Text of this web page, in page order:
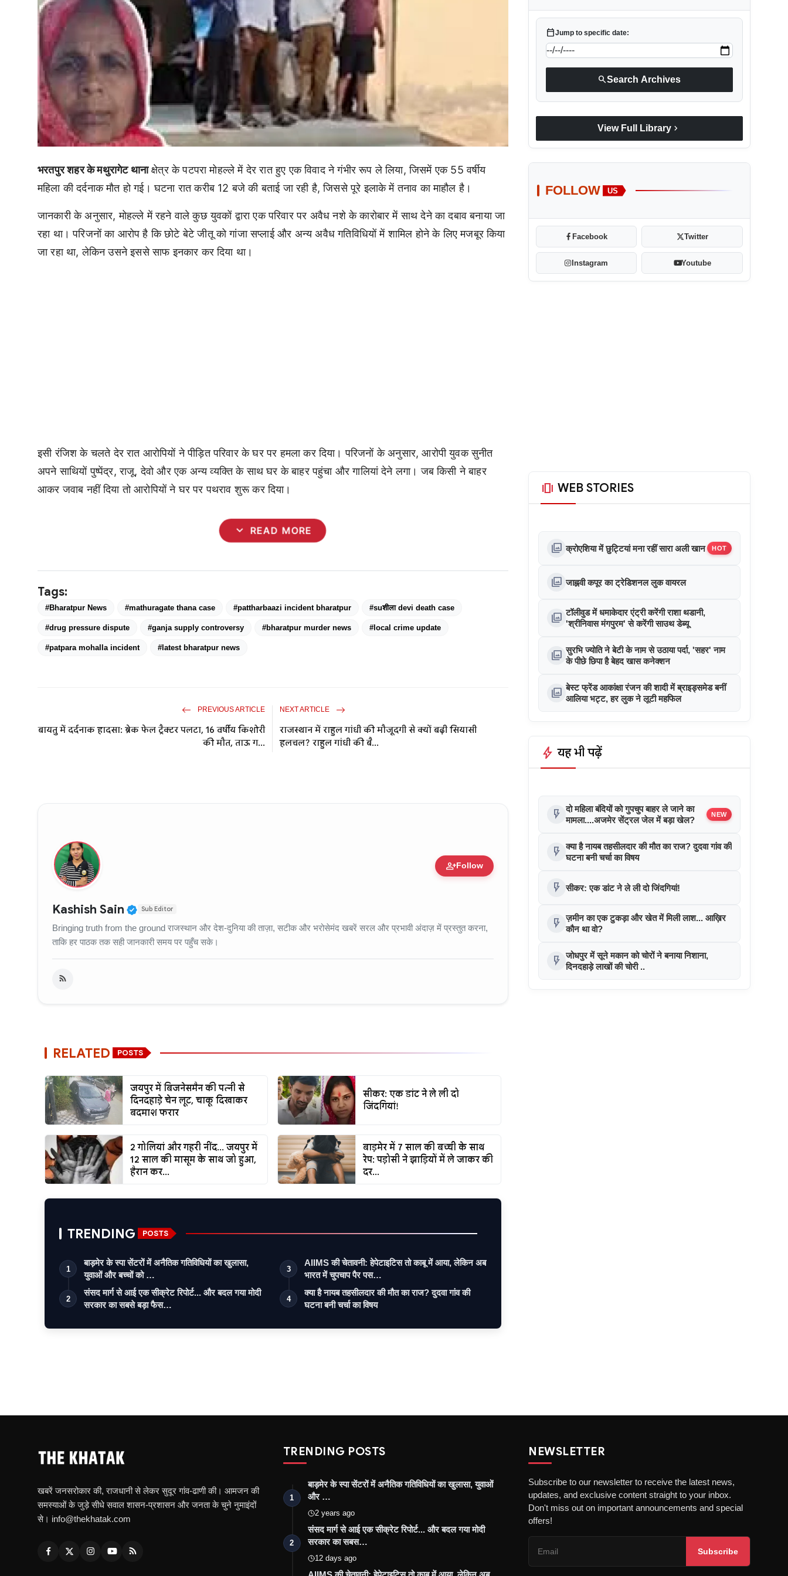
भरतपुर शहर के मथुरागेट थानाक्षेत्र के पटपरा मोहल्ले में देर रात हुए एक विवाद ने गंभीर रूप ले लिया, जिसमें एक 55 वर्षीय
महिला की दर्दनाक मौत हो गई। घटना रात करीब 12 बजे की बताई जा रही है, जिससे पूरे इलाके में तनाव का माहौल है।
जानकारी के अनुसार, मोहल्ले में रहने वाले कुछ युवकों द्वारा एक परिवार पर अवैध नशे के कारोबार में साथ देने का दबाव बनाया जा
रहा था। परिजनों का आरोप है कि छोटे बेटे जीतू को गांजा सप्लाई और अन्य अवैध गतिविधियों में शामिल होने के लिए मजबूर किया
जा रहा था, लेकिन उसने इससे साफ इनकार कर दिया था।
इसी रंजिश के चलते देर रात आरोपियों ने पीड़ित परिवार के घर पर हमला कर दिया। परिजनों के अनुसार, आरोपी युवक सुनीत
अपने साथियों पुष्पेंद्र, राजू, देवो और एक अन्य व्यक्ति के साथ घर के बाहर पहुंचा और गालियां देने लगा। जब किसी ने बाहर
आकर जवाब नहीं दिया तो आरोपियों ने घर पर पथराव शुरू कर दिया।
expand_more READ MORE
Tags:
#Bharatpur News #mathuragate thana case #pattharbaazi incident bharatpur #suशीला devi death case
#drug pressure dispute #ganja supply controversy #bharatpur murder news #local crime update
#patpara mohalla incident #latest bharatpur news
PREVIOUS ARTICLE
बायतु में दर्दनाक हादसा: ब्रेक फेल ट्रैक्टर पलटा, 16 वर्षीय किशोरी
की मौत, ताऊ ग...
NEXT ARTICLE
राजस्थान में राहुल गांधी की मौजूदगी से क्यों बढ़ी सियासी
हलचल? राहुल गांधी की बै...
person_addFollow
Kashish Sain Verified Public Figure • 11 Jun, 2026
Sub Editor
Bringing truth from the ground राजस्थान और देश-दुनिया की ताज़ा, सटीक और भरोसेमंद खबरें सरल और प्रभावी अंदाज़ में प्रस्तुत करना,
ताकि हर पाठक तक सही जानकारी समय पर पहुँच सके।
RELATED POSTS
जयपुर में बिजनेसमैन की पत्नी से
दिनदहाड़े चेन लूट, चाकू दिखाकर
बदमाश फरार
सीकर: एक डांट ने ले ली दो
जिंदगियां!
2 गोलियां और गहरी नींद... जयपुर में
12 साल की मासूम के साथ जो हुआ,
हैरान कर...
बाड़मेर में 7 साल की बच्ची के साथ
रेप: पड़ोसी ने झाड़ियों में ले जाकर की
दर...
TRENDING POSTS
1
बाड़मेर के स्पा सेंटरों में अनैतिक गतिविधियों का खुलासा,
युवाओं और बच्चों को …
2
संसद मार्ग से आई एक सीक्रेट रिपोर्ट... और बदल गया मोदी
सरकार का सबसे बड़ा फैस…
3
AIIMS की चेतावनी: हेपेटाइटिस तो काबू में आया, लेकिन अब
भारत में चुपचाप पैर पस…
4
क्या है नायब तहसीलदार की मौत का राज? दुदवा गांव की
घटना बनी चर्चा का विषय
calendar_todayJump to specific date:
searchSearch Archives
View Full Library chevron_right
FOLLOW US
Facebook Twitter
Instagram Youtube
amp_stories WEB STORIES
photo_library क्रोएशिया में छुट्टियां मना रहीं सारा अली खान HOT
photo_library जाह्नवी कपूर का ट्रेडिशनल लुक वायरल
photo_library टॉलीवुड में धमाकेदार एंट्री करेंगी राशा थडानी,
'श्रीनिवास मंगपुरम' से करेंगी साउथ डेब्यू
photo_library सुरभि ज्योति ने बेटी के नाम से उठाया पर्दा, 'सहर' नाम
के पीछे छिपा है बेहद खास कनेक्शन
photo_library बेस्ट फ्रेंड आकांक्षा रंजन की शादी में ब्राइड्समेड बनीं
आलिया भट्ट, हर लुक ने लूटी महफिल
bolt यह भी पढ़ें
flash_on दो महिला बंदियों को गुपचुप बाहर ले जाने का
मामला....अजमेर सेंट्रल जेल में बड़ा खेल?
NEW
flash_on क्या है नायब तहसीलदार की मौत का राज? दुदवा गांव की
घटना बनी चर्चा का विषय
flash_on सीकर: एक डांट ने ले ली दो जिंदगियां!
flash_on ज़मीन का एक टुकड़ा और खेत में मिली लाश... आख़िर
कौन था वो?
flash_on जोधपुर में सूने मकान को चोरों ने बनाया निशाना,
दिनदहाड़े लाखों की चोरी ..
खबरें जनसरोकार की, राजधानी से लेकर सुदूर गांव-ढाणी की। आमजन की
समस्याओं के जुड़े सीधे सवाल शासन-प्रशासन और जनता के चुने नुमाइंदों
से। info@thekhatak.com
TRENDING POSTS
1
बाड़मेर के स्पा सेंटरों में अनैतिक गतिविधियों का खुलासा, युवाओं
और …
2 years ago
2
संसद मार्ग से आई एक सीक्रेट रिपोर्ट... और बदल गया मोदी
सरकार का सबस…
12 days ago
NEWSLETTER
Subscribe to our newsletter to receive the latest news,
updates, and exclusive content straight to your inbox.
Don't miss out on important announcements and special
offers!
Subscribe